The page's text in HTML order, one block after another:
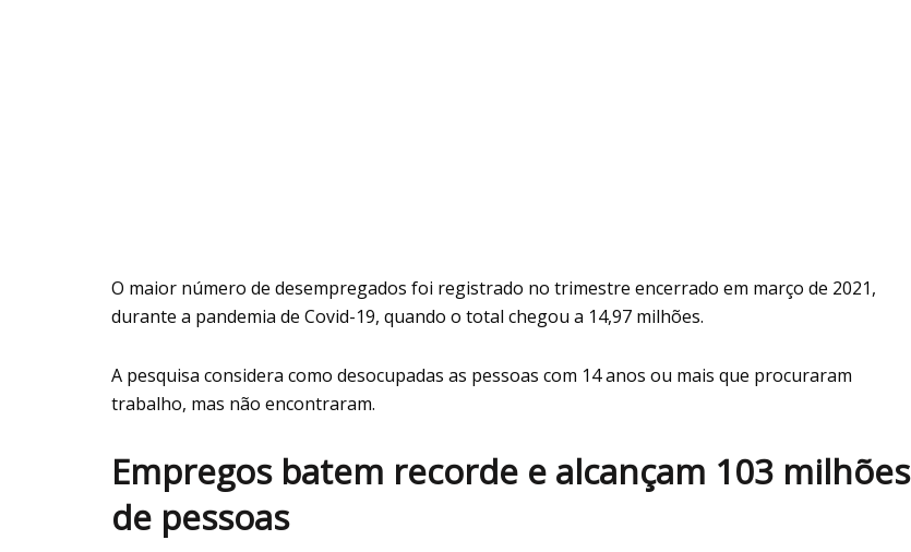
O maior número de desempregados foi registrado no trimestre encerrado em março de 2021,
durante a pandemia de Covid-19, quando o total chegou a 14,97 milhões.
A pesquisa considera como desocupadas as pessoas com 14 anos ou mais que procuraram
trabalho, mas não encontraram.
Empregos batem recorde e alcançam 103 milhões
de pessoas